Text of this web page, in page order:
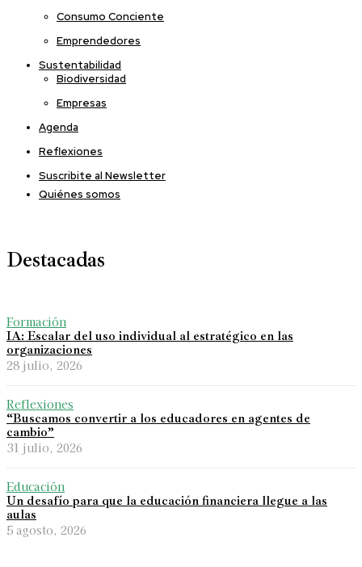
Consumo Conciente
Emprendedores
Sustentabilidad
Biodiversidad
Empresas
Agenda
Reflexiones
Suscribite al Newsletter
Quiénes somos
Destacadas
Formación
IA: Escalar del uso individual al estratégico en las
organizaciones
28 julio, 2026
Reflexiones
“Buscamos convertir a los educadores en agentes de
cambio”
31 julio, 2026
Educación
Un desafío para que la educación financiera llegue a las
aulas
5 agosto, 2026